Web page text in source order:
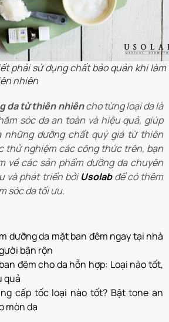
phải sử dụng chất bảo quản khi làm
nhiên
da từ thiên nhiêncho từng loại da là
sóc da an toàn và hiệu quả, giúp
những dưỡng chất quý giá từ thiên
thử nghiệm các công thức trên, bạn
về các sản phẩm dưỡng da chuyên
và phát triển bởiUsolabđể có thêm
sóc da tối ưu.
dưỡng da mặt ban đêm ngay tại nhà
bận rộn
đêm cho da hỗn hợp: Loại nào tốt,
quả
cấp tốc loại nào tốt? Bật tone an
mòn da